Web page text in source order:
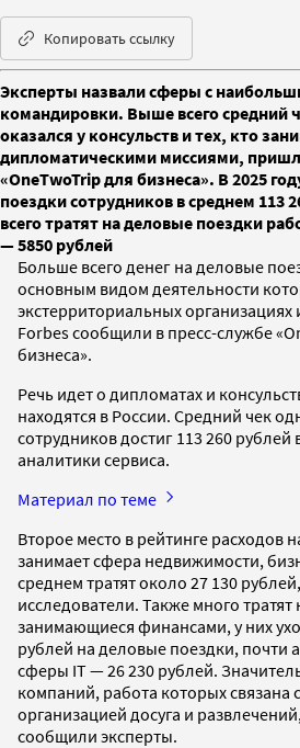
Копировать ссылку
Эксперты назвали сферы с
командировки. Выше всего средний
оказался у консульств и тех, кто
дипломатическими миссиями,
«OneTwoTrip для бизнеса». В 2025
поездки сотрудников в среднем 113
всего тратят на деловые поездки
— 5850 рублей
Больше всего денег на деловые
основным видом деятельности
экстерриториальных организациях
Forbes сообщили в пресс-службе
бизнеса».
Речь идет о дипломатах и
находятся в России. Средний чек
сотрудников достиг 113 260 рублей
аналитики сервиса.
Материал по теме
Второе место в рейтинге расходов
занимает сфера недвижимости,
среднем тратят около 27 130
исследователи. Также много
занимающиеся финансами, у них
рублей на деловые поездки, почти
сферы IT — 26 230 рублей.
компаний, работа которых связана
организацией досуга и
сообщили эксперты.